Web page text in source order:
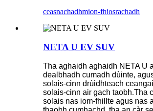
ceasnachadhmion-fhiosrachadh
NETA U EV SUV
Tha aghaidh aghaidh NETA U
dealbhadh cumadh dùinte,
solais-cinn drùidhteach
solais-cinn air gach taobh.Tha
solais nas iom-fhillte agus nas